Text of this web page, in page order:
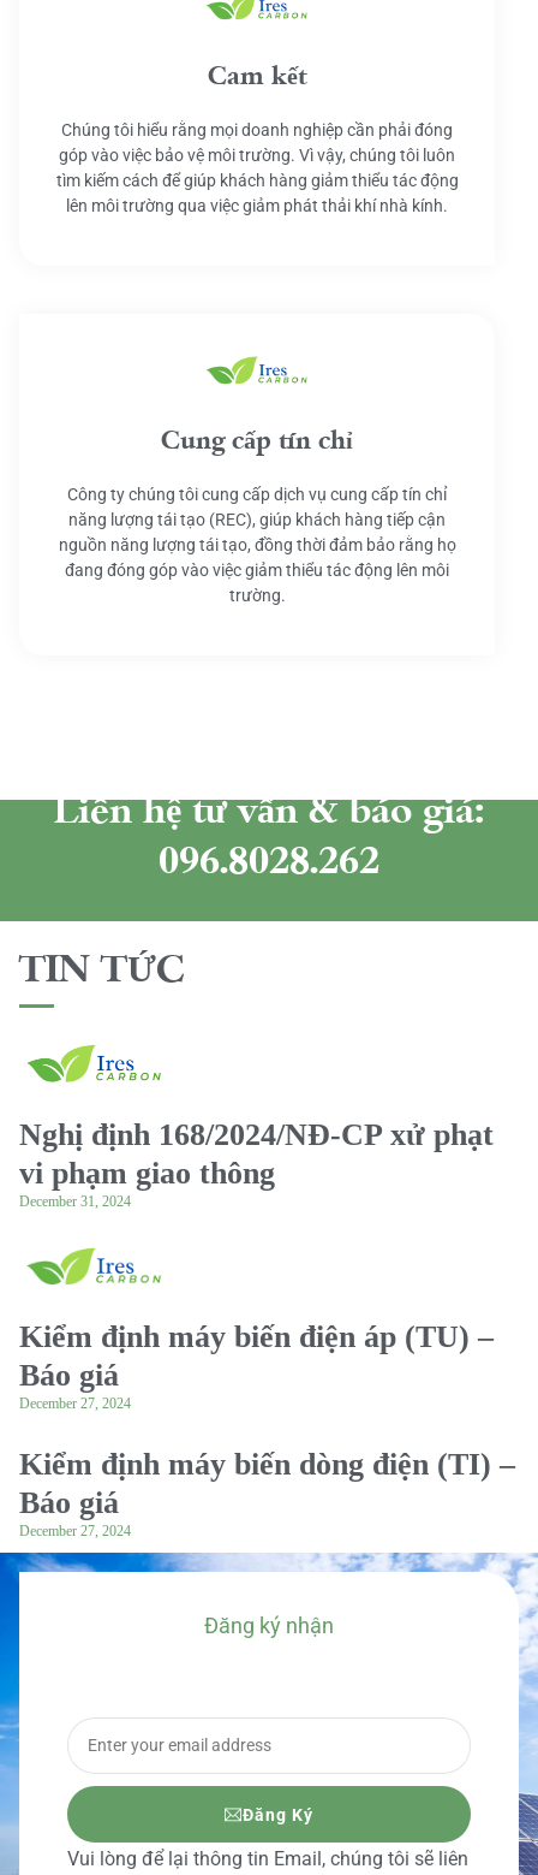
Cam kết
Chúng tôi hiểu rằng mọi doanh nghiệp cần phải đóng
góp vào việc bảo vệ môi trường. Vì vậy, chúng tôi luôn
tìm kiếm cách để giúp khách hàng giảm thiểu tác động
lên môi trường qua việc giảm phát thải khí nhà kính.
Cung cấp tín chỉ
Công ty chúng tôi cung cấp dịch vụ cung cấp tín chỉ
năng lượng tái tạo (REC), giúp khách hàng tiếp cận
nguồn năng lượng tái tạo, đồng thời đảm bảo rằng họ
đang đóng góp vào việc giảm thiểu tác động lên môi
trường.
Liên hệ tư vấn & báo giá:
096.8028.262
TIN TỨC
Nghị định 168/2024/NĐ-CP xử phạt
vi phạm giao thông
December 31, 2024
Kiểm định máy biến điện áp (TU) –
Báo giá
December 27, 2024
Kiểm định máy biến dòng điện (TI) –
Báo giá
December 27, 2024
Đăng ký nhận
Đăng Ký
Vui lòng để lại thông tin Email, chúng tôi sẽ liên